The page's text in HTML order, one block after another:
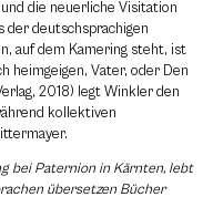
die neuerliche Visitation
deutschsprachigen
auf dem Kamering steht, ist
heimgeigen, Vater, oder Den
2018) legt Winkler den
kollektiven
bei Paternion in Kärnten, lebt
übersetzen Bücher